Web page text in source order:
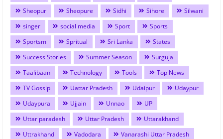
Sheopur
Sheopure Sidhi Sihore
Silwani
singer
social media Sport
Sports
Sportsm
Spritual Sri Lanka
States
Success Stories
Summer Season
Surguja
Taalibaan
Technology Tools
Top News
TV Gossip
Uattar Pradesh Udaipur
Udaypur
Udaypura
Ujjain Unnao
UP
Uttar paradesh
Uttar Pradesh
Uttarakhand
Uttrakhand
Vadodara
Vanarashi Uttar Pradesh